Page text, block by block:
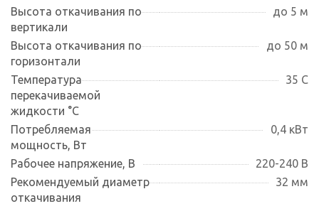
Высота откачивания по
вертикали
до 5 м
Высота откачивания по
горизонтали
до 50 м
Температура
перекачиваемой
жидкости °С
35 С
Потребляемая
мощность, Вт
0,4 кВт
Рабочее напряжение, В
220-240 В
Рекомендуемый диаметр
откачивания
32 мм